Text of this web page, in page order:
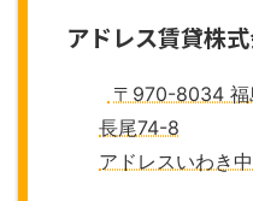
アドレス賃貸株
〒970-8034 福
長尾74-8
アドレスいわき